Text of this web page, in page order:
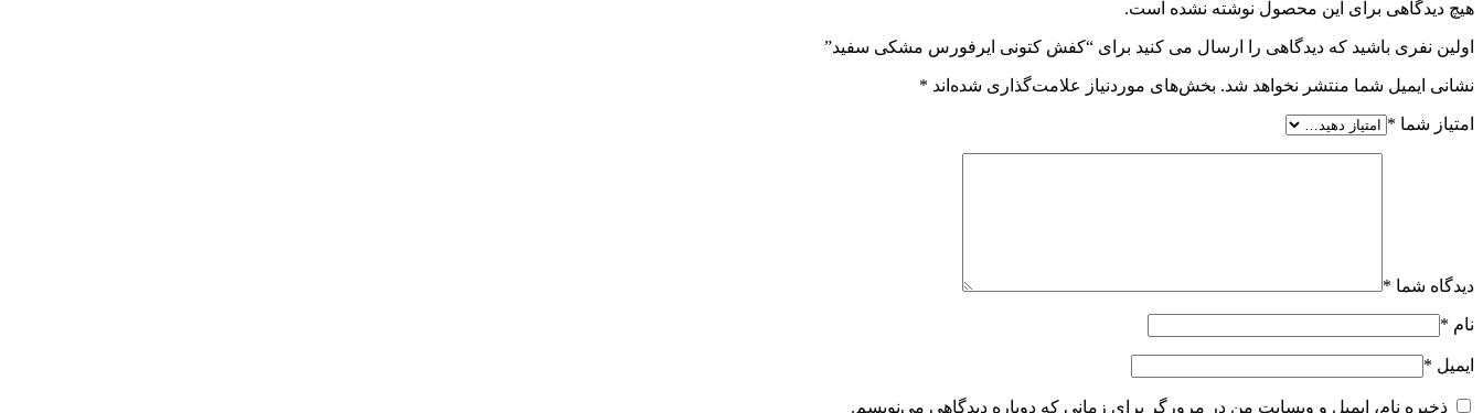
هیچ دیدگاهی برای این محصول نوشته نشده است.
اولین نفری باشید که دیدگاهی را ارسال می کنید برای “کفش کتونی ایرفورس مشکی سفید”
نشانی ایمیل شما منتشر نخواهد شد. بخش‌های موردنیاز علامت‌گذاری شده‌اند *
امتیاز شما *
دیدگاه شما *
نام *
ایمیل *
ذخیره نام، ایمیل و وبسایت من در مرورگر برای زمانی که دوباره دیدگاهی می‌نویسم.